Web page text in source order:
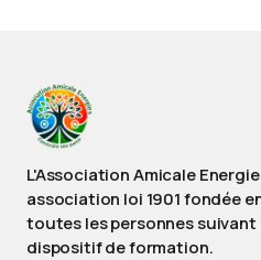
L'Association Amicale
association loi 1901 fondée
toutes les personnes suivant
dispositif de formation.